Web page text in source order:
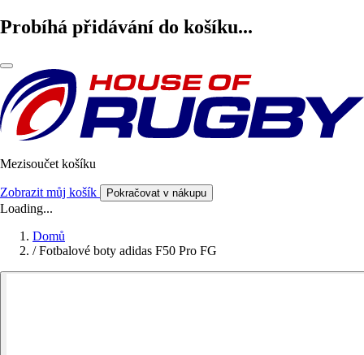
Probíhá přidávání do košíku...
Mezisoučet košíku
Zobrazit můj košík Pokračovat v nákupu
Loading...
Domů
/ Fotbalové boty adidas F50 Pro FG